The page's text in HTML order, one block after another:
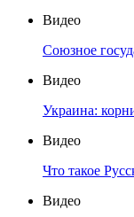
Видео
Союзное
Видео
Украина:
Видео
Что такое
Видео